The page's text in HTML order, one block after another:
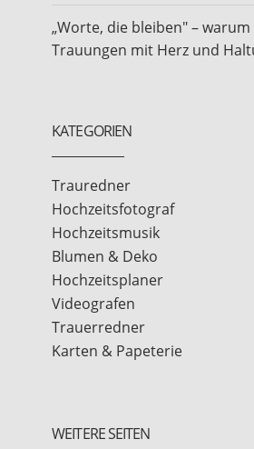
„Worte, die bleiben" – warum
Trauungen mit Herz und
KATEGORIEN
Trauredner
Hochzeitsfotograf
Hochzeitsmusik
Blumen & Deko
Hochzeitsplaner
Videografen
Trauerredner
Karten & Papeterie
WEITERE SEITEN